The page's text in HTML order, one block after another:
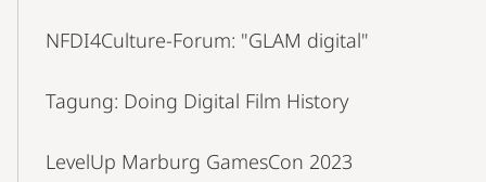
NFDI4Culture-Forum: "GLAM digital"
Tagung: Doing Digital Film History
LevelUp Marburg GamesCon 2023